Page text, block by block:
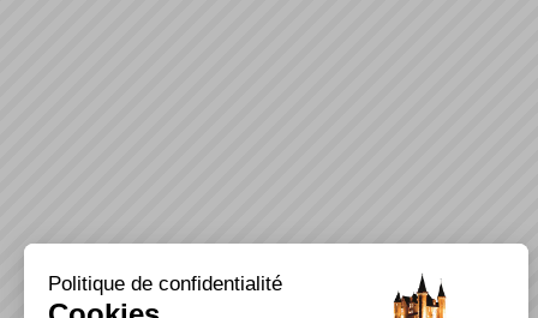
Politique de confidentialité